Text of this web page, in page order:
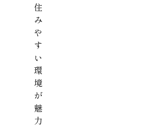
住
み
や
す
い
環
境
が
魅
力